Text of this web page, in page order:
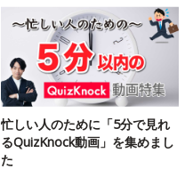
忙しい人のために「5分で見れ
るQuizKnock動画」を集めまし
た